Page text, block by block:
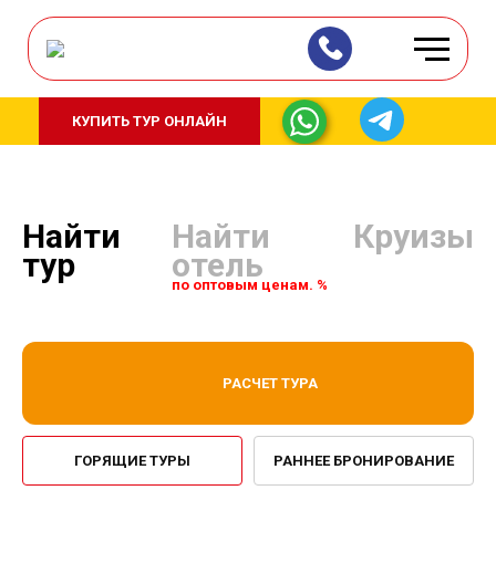
КУПИТЬ ТУР ОНЛАЙН
Найти
тур
Найти
отель
по оптовым ценам. %
Круизы
РАСЧЕТ ТУРА
РАННЕЕ БРОНИРОВАНИЕ
ГОРЯЩИЕ ТУРЫ